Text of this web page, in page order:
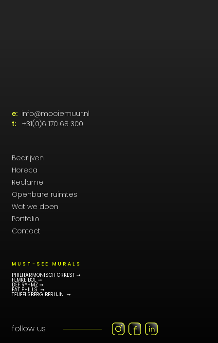
e: info@mooiemuur.nl
t:
+31(0)6 170 68 300
Bedrijven
Horeca
Reclame
Openbare ruimtes
Wat we doen
Portfolio
Contact
MUST-SEE MURALS
PHILHARMONISCH ORKEST ➞
FEMKE BOL ➞
DEF RYHMZ ➞
FAT PHILLS ➞
TEUFELSBERG BERLIJN ➞
follow us